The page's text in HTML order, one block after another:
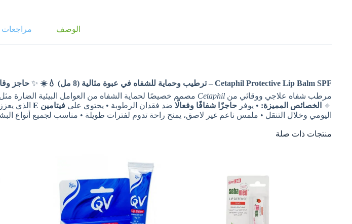
الوصف مراجعات
Cetaphil Protective Lip Balm SPF – ترطيب وحماية للشفاه في عبوة مثالية (8 مل) 💧☀️ ✨ حاجز
مرطب شفاه علاجي ووقائي من Cetaphil مصمم خصيصًا لحماية الشفاه من العوامل البيئية الضارة مثل
🔸
الخصائص المميزة: • يوفر حاجزًا شفافًا وفعالًا ضد فقدان الرطوبة • يحتوي على فيتامين E الذي
اليومي وخلال التنقل • ملمس ناعم غير لاصق، يمنح راحة تدوم لفترات طويلة • مناسب لجميع أنواع
منتجات ذات صلة